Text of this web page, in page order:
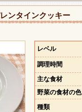
ンタインクッキー
レベル
調理時間
主な食材
野菜の食材の色
種類